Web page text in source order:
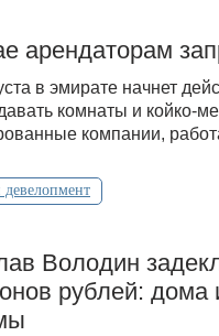
арендаторам
в эмирате начнет
комнаты и койко-
компании,
Володин
рублей: дома